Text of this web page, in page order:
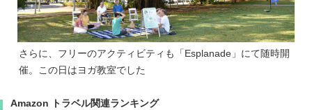
さらに、フリーのアクティビティも「Esplanade」にて随時開
催。この日はヨガ教室でした
Amazon トラベル関連ランキング